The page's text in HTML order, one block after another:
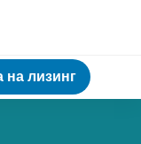
на лизинг